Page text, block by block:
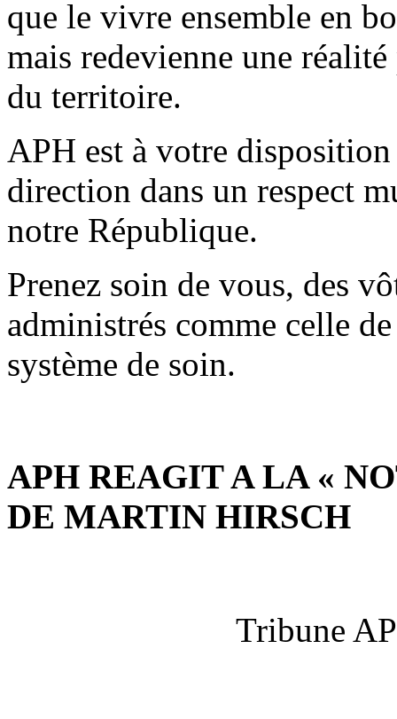
que le vivre ensemble en
mais redevienne une
du territoire.
APH est à votre
direction dans un respect
notre République.
Prenez soin de vous, des
administrés comme celle
système de soin.
APH REAGIT A LA «
DE MARTIN HIRSCH
Tribune